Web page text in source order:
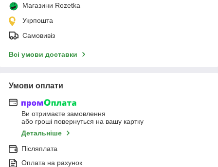
Магазини Rozetka
Укрпошта
Самовивіз
Всі умови доставки
Умови оплати
Ви отримаєте замовлення
або гроші повернуться на вашу картку
Детальніше
Післяплата
Оплата на рахунок